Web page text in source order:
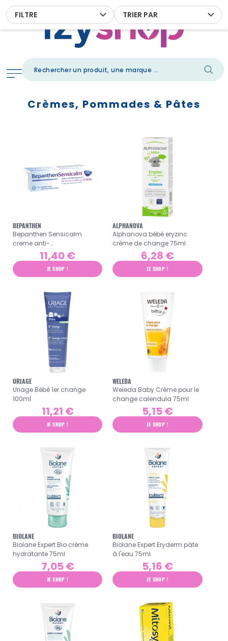
TRIER PAR
FILTRE
Crèmes, Pommades & Pâtes
BEPANTHEN
Bepanthen Sensicalm
creme anti-
démangeaisons 20gr
11,40 €
JE SHOP !
ALPHANOVA
Alphanova bébé eryzinc
crème de change 75ml
6,28 €
JE SHOP !
URIAGE
Uriage Bébé 1er change
100ml
11,21 €
JE SHOP !
WELEDA
Weleda Baby Crème pour le
change calendula 75ml
5,15 €
JE SHOP !
BIOLANE
Biolane Expert Bio crème
hydratante 75ml
7,05 €
JE SHOP !
BIOLANE
Biolane Expert Eryderm pâte
à l'eau 75ml
5,16 €
JE SHOP !